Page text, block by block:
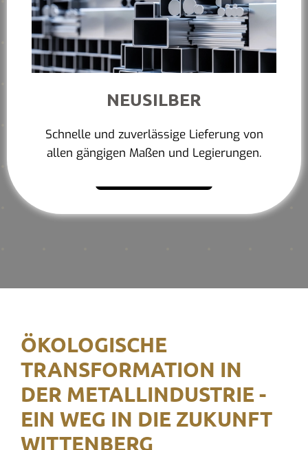
NEUSILBER
Schnelle und zuverlässige Lieferung von
allen gängigen Maßen und Legierungen.
ÖKOLOGISCHE
TRANSFORMATION IN
DER METALLINDUSTRIE -
EIN WEG IN DIE ZUKUNFT
WITTENBERG